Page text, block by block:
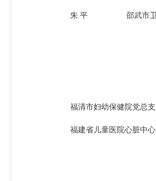
朱 平 邵武市卫生健康
福清市妇幼保健院党总支
福建省儿童医院心脏中心